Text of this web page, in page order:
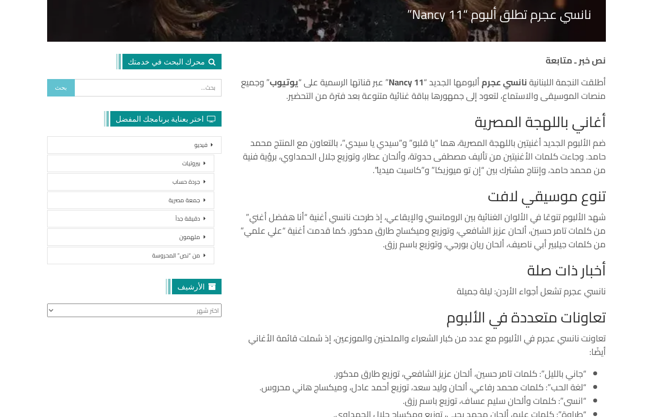
نانسي عجرم تطلق ألبوم “Nancy 11”
نص خبر ـ متابعة
أطلقت النجمة اللبنانيةنانسي عجرمألبومها الجديد “ Nancy11 ” عبر قناتها الرسمية على “يوتيوب” وجميع
منصات الموسيقى والاستماع، لتعود إلى جمهورها بباقة غنائية متنوعة بعد فترة من التحضير.
أغاني باللهجة المصرية
ضم الألبوم الجديد أغنيتين باللهجة المصرية، هما “يا قلبو” و”سيدي يا سيدي”، بالتعاون مع المنتجمحمد
حامد. وجاءت كلمات الأغنيتين من تأليفمصطفى حدوتة، وألحانعطار، وتوزيعجلال الحمداوي، برؤية فنية
من محمد حامد، وإنتاج مشترك بين “إن تو ميوزيكا” و”كاسيت ميديا”.
تنوع موسيقي لافت
شهد الألبوم تنوعًا في الألوان الغنائية بين الرومانسي والإيقاعي، إذ طرحت نانسي أغنية “أنا هفضل أغني”
من كلماتتامر حسين، ألحانعزيز الشافعي، وتوزيع وميكساجطارق مدكور. كما قدمت أغنية “علي علمي”
من كلماتجيلبير أبي ناصيف، ألحانريان بورجي، وتوزيعباسم رزق.
أخبار ذات صلة
نانسي عجرم تشعل أجواء الأردن: ليلة جميلة
تعاونات متعددة في الألبوم
تعاونت نانسي عجرم في الألبوم مع عدد من كبار الشعراء والملحنين والموزعين، إذ شملت قائمة الأغاني
أيضًا:
“جاني بالليل”: كلماتتامر حسين، ألحانعزيز الشافعي، توزيعطارق مدكور.
“لغة الحب”: كلماتمحمد رفاعي، ألحانوليد سعد، توزيعأحمد عادل، وميكساجهاني محروس.
“انسى”: كلمات وألحانسليم عساف، توزيعباسم رزق.
محرك البحث في خدمتك
اختر بعناية برنامجك المفضل
فيديو
بيروتيات
جردة حساب
جمعة مصرية
دقيقة جداً
ملهمون
من “نص” المحروسة
الأرشيف
الأرشيف